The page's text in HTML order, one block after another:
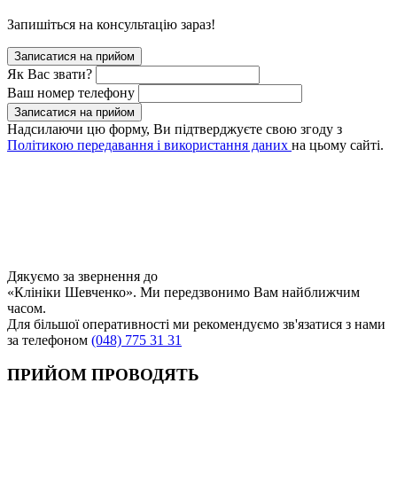
Запишіться на консультацію зараз!
Записатися на прийом
Як Вас звати?
Ваш номер телефону
Записатися на прийом
Надсилаючи цю форму, Ви підтверджуєте свою згоду з
Політикою передавання і використання даних на цьому сайті.
Дякуємо за звернення до
«Клініки Шевченко». Ми передзвонимо Вам найближчим
часом.
Для більшої оперативності ми рекомендуємо зв'язатися з нами
за телефоном (048) 775 31 31
ПРИЙОМ ПРОВОДЯТЬ